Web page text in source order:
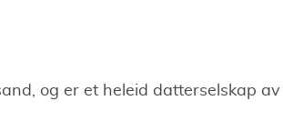
og er et heleid datterselskap av